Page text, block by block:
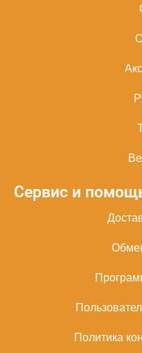
Сервис и
Политика